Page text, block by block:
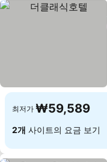
최저가 ₩59,589
2개 사이트의 요금 보기